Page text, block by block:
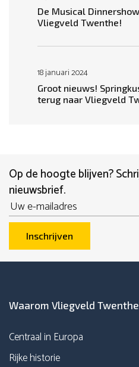
De Musical
Vliegveld Twenthe!
18 januari 2024
Groot nieuws!
terug naar Vliegveld
Op de hoogte blijven?
nieuwsbrief.
Email
Inschrijven
Waarom Vliegveld
Centraal in Europa
Rijke historie